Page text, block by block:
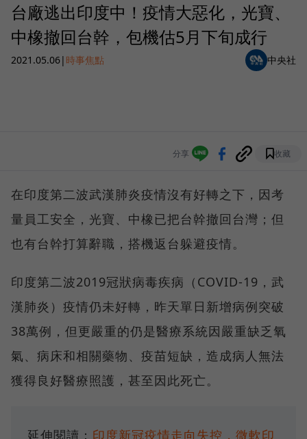
台廠逃出印度中！疫情大惡化，光寶、
中橡撤回台幹，包機估5月下旬成行
2021.05.06| 時事焦點 中央社
分享 收藏
在印度第二波武漢肺炎疫情沒有好轉之下，因考
量員工安全，光寶、中橡已把台幹撤回台灣；但
也有台幹打算辭職，搭機返台躲避疫情。
印度第二波2019冠狀病毒疾病（COVID-19，武
漢肺炎）疫情仍未好轉，昨天單日新增病例突破
38萬例，但更嚴重的仍是醫療系統因嚴重缺乏氧
氣、病床和相關藥物、疫苗短缺，造成病人無法
獲得良好醫療照護，甚至因此死亡。
延伸閱讀： 印度新冠疫情走向失控，微軟印